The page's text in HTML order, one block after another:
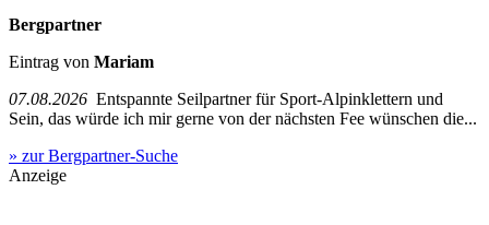
Bergpartner
Eintrag von Mariam
07.08.2026 Entspannte Seilpartner für Sport-Alpinklettern und
Sein, das würde ich mir gerne von der nächsten Fee wünschen die...
» zur Bergpartner-Suche
Anzeige